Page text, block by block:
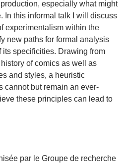
especially what might
In this informal talk I will discuss
experimentalism within the
new paths for formal analysis
its specificities. Drawing from
of comics as well as
and styles, a heuristic
cannot but remain an ever-
these principles can lead to
par le Groupe de recherche